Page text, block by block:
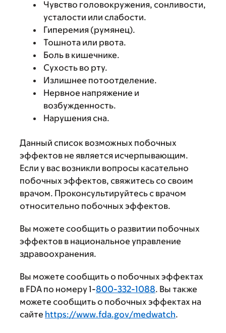
Чувство головокружения, сонливости,
усталости или слабости.
Гиперемия (румянец).
Тошнота или рвота.
Боль в кишечнике.
Сухость во рту.
Излишнее потоотделение.
Нервное напряжение и
возбужденность.
Нарушения сна.
Данный список возможных побочных
эффектов не является исчерпывающим.
Если у вас возникли вопросы касательно
побочных эффектов, свяжитесь со своим
врачом. Проконсультируйтесь с врачом
относительно побочных эффектов.
Вы можете сообщить о развитии побочных
эффектов в национальное управление
здравоохранения.
Вы можете сообщить о побочных эффектах
в FDA по номеру 1-800-332-1088. Вы также
можете сообщить о побочных эффектах на
сайте https://www.fda.gov/medwatch.